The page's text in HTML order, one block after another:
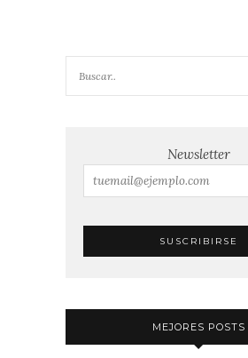
Newsletter
MEJORES POSTS